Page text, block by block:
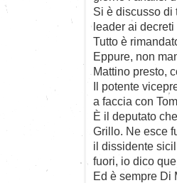
Si è discusso di
leader ai
Tutto è
Eppure, non
Mattino presto,
Il potente
a faccia con
È il deputato
Grillo. Ne esce
il dissidente
fuori, io dico
Ed è sempre Di